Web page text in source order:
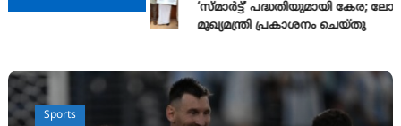
‘സ്മാര്‍ട്ട്’ പദ്ധതിയുമായി കേര;
മുഖ്യമന്ത്രി പ്രകാശനം ചെയ്തു
Sports